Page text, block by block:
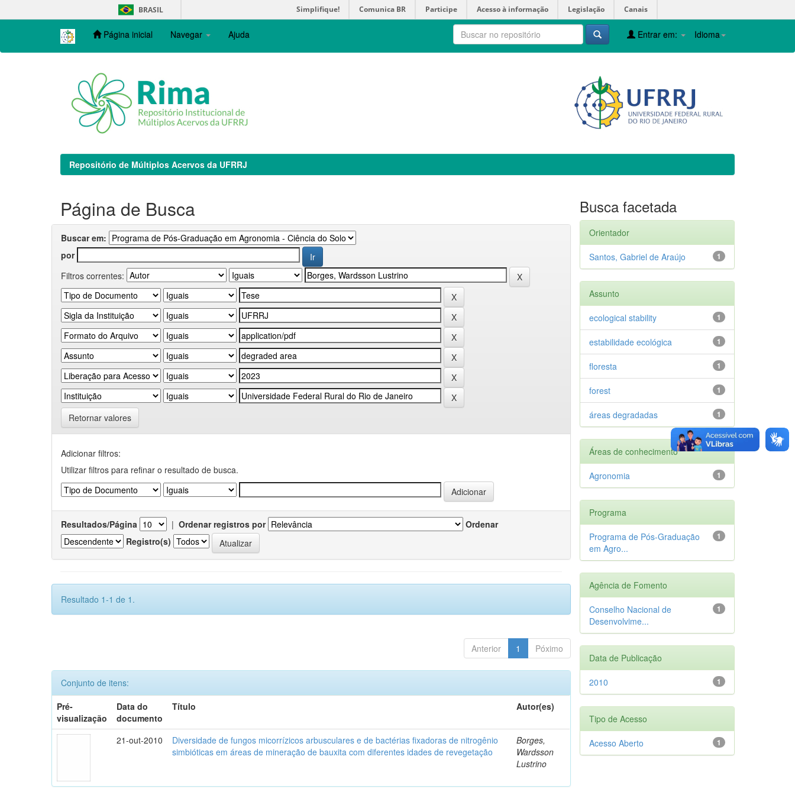
navigation
BRASIL Simplifique! Comunica BR Participe Acesso à informação Legislação Canais
Página inicial Navegar Ajuda Idioma
Entrar em:
Repositório de Múltiplos Acervos da UFRRJ
Página de Busca
Buscar em:
por
Filtros correntes:
Retornar valores
Adicionar filtros:
Utilizar filtros para refinar o resultado de busca.
Resultados/Página | Ordenar registros por
Ordenar
Registro(s)
Resultado 1-1 de 1.
Anterior 1 Póximo
Conjunto de itens:
Pré-
visualização
Data do
documento
Título Autor(es)
21-out-2010
Diversidade de fungos micorrízicos arbusculares e de bactérias fixadoras de nitrogênio
simbióticas em áreas de mineração de bauxita com diferentes idades de revegetação
Borges,
Wardsson
Lustrino
Busca facetada
Orientador
1
Santos, Gabriel de Araújo
Assunto
1
ecological stability
1
estabilidade ecológica
1
floresta
1
forest
1
áreas degradadas
Áreas de conhecimento
1
Agronomia
Programa
1
Programa de Pós-Graduação
em Agro...
Agência de Fomento
1
Conselho Nacional de
Desenvolvime...
Data de Publicação
1
2010
Tipo de Acesso
1
Acesso Aberto